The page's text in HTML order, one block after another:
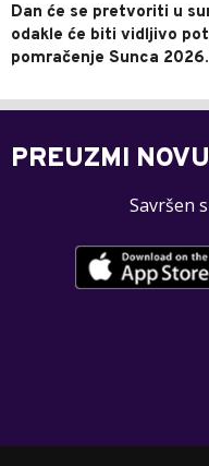
Dan će se pretvoriti u
odakle će biti vidljivo
pomračenje Sunca
PREUZMI
Savršen